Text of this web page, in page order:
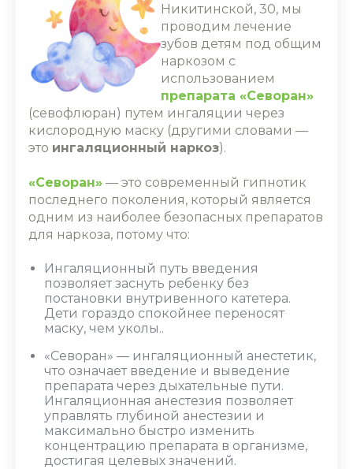
Никитинской, 30, мы
проводим лечение
зубов детям под общим
наркозом с
использованием
препарата «Севоран»
(севофлюран) путем ингаляции через
кислородную маску (другими словами —
это ингаляционный наркоз).
«Севоран» — это современный гипнотик
последнего поколения, который является
одним из наиболее безопасных препаратов
для наркоза, потому что:
Ингаляционный путь введения
позволяет заснуть ребенку без
постановки внутривенного катетера.
Дети гораздо спокойнее переносят
маску, чем уколы..
«Севоран» — ингаляционный анестетик,
что означает введение и выведение
препарата через дыхательные пути.
Ингаляционная анестезия позволяет
управлять глубиной анестезии и
максимально быстро изменить
концентрацию препарата в организме,
достигая целевых значений.